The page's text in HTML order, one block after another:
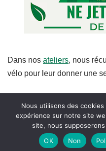
Dans nos ateliers, nous
vélo pour leur donner une
Neve|
Nous utilisons des
expérience sur notre site
site, nous
OK
Non